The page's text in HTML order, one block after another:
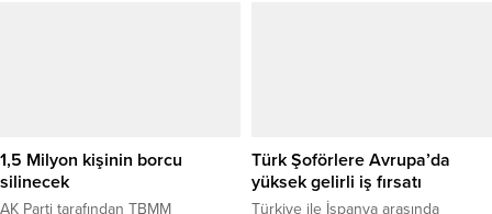
1,5 Milyon kişinin borcu
silinecek
AK Parti tarafından TBMM
Türk Şoförlere Avrupa’da
yüksek gelirli iş fırsatı
Türkiye ile İspanya arasında